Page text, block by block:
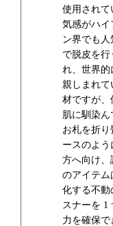
使用され
気感がハイ
ン界でも
で脱皮を行
れ、世界的
親しまれ
材ですが、
肌に馴染ん
お札を折
ースのよう
方へ向け、
のアイテム
化する不動
スナーを 1
力を確保